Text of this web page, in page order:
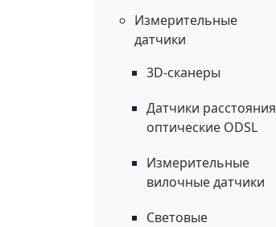
Измерительные
датчики
3D-сканеры
Датчики расстояния
оптические ODSL
Измерительные
вилочные датчики
Световые